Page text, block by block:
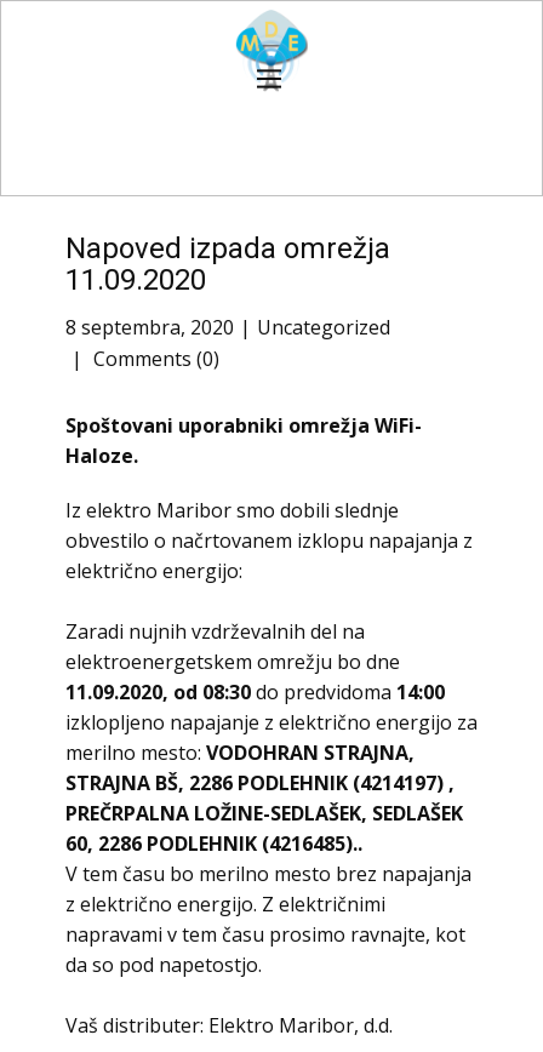
Napoved izpada omrežja
11.09.2020
8 septembra, 2020
Uncategorized
Comments (0)
Spoštovani uporabniki omrežja WiFi-
Haloze.
Iz elektro Maribor smo dobili slednje
obvestilo o načrtovanem izklopu napajanja z
električno energijo:
Zaradi nujnih vzdrževalnih del na
elektroenergetskem omrežju bo dne
11.09.2020, od 08:30do predvidoma 14:00
izklopljeno napajanje z električno energijo za
merilno mesto: VODOHRAN STRAJNA,
STRAJNA BŠ, 2286 PODLEHNIK (4214197) ,
PREČRPALNA LOŽINE-SEDLAŠEK, SEDLAŠEK
60, 2286 PODLEHNIK (4216485)..
V tem času bo merilno mesto brez napajanja
z električno energijo. Z električnimi
napravami v tem času prosimo ravnajte, kot
da so pod napetostjo.
Vaš distributer: Elektro Maribor, d.d.